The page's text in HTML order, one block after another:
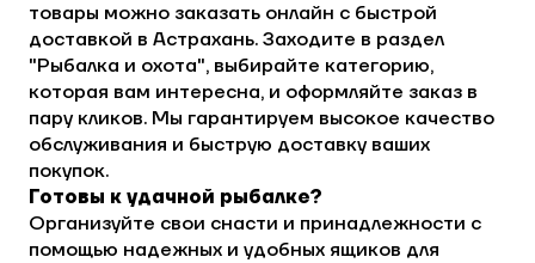
товары можно заказать онлайн с быстрой
доставкой в Астрахань. Заходите в раздел
"Рыбалка и охота", выбирайте категорию,
которая вам интересна, и оформляйте заказ в
пару кликов. Мы гарантируем высокое качество
обслуживания и быструю доставку ваших
покупок.
Готовы к удачной рыбалке?
Организуйте свои снасти и принадлежности с
помощью надежных и удобных ящиков для